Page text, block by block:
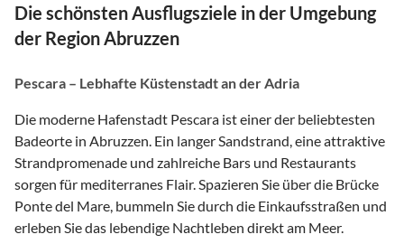
Die schönsten Ausflugsziele in der Umgebung
der Region Abruzzen
Pescara – Lebhafte Küstenstadt an der Adria
Die moderne Hafenstadt Pescara ist einer der beliebtesten
Badeorte in Abruzzen. Ein langer Sandstrand, eine attraktive
Strandpromenade und zahlreiche Bars und Restaurants
sorgen für mediterranes Flair. Spazieren Sie über die Brücke
Ponte del Mare, bummeln Sie durch die Einkaufsstraßen und
erleben Sie das lebendige Nachtleben direkt am Meer.